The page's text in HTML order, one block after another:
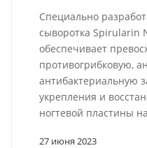
27 июня 2023
Специально
сыворотка Spirularin
обеспечивает
противогрибковую,
антибактериальную
укрепления и
ногтевой пластины